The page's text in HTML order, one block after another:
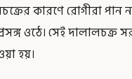
কারণে রোগীরা
ওঠে। সেই দালালচক্র
হয়।